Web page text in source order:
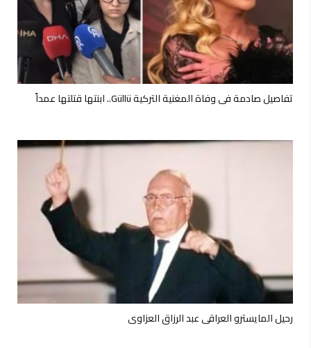
تفاصيل صادمة في وفاة المغنية التركية Güllü.. ابنتها قتلتها عمداً
رحيل المايسترو العراقي عبد الرزاق العزاوي